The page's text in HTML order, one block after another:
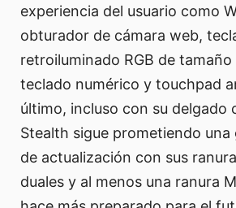
experiencia del usuario como
obturador de cámara web,
retroiluminado RGB de
teclado numérico y touchpad
último, incluso con su delgado
Stealth sigue prometiendo una
de actualización con sus
duales y al menos una ranura